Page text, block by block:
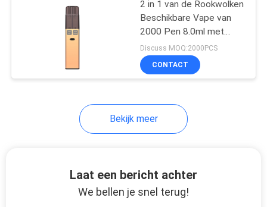
2 in 1 van de Rookwolken
Beschikbare Vape van
2000 Pen 8.0ml met
800mAh-Batterij
Discuss MOQ:2000PCS
CONTACT
Bekijk meer
Laat een bericht achter
We bellen je snel terug!